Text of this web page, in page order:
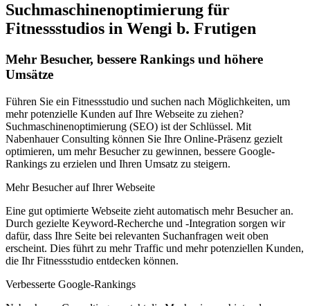
Suchmaschinenoptimierung für
Fitnessstudios in Wengi b. Frutigen
Mehr Besucher, bessere Rankings und höhere
Umsätze
Führen Sie ein Fitnessstudio und suchen nach Möglichkeiten, um
mehr potenzielle Kunden auf Ihre Webseite zu ziehen?
Suchmaschinenoptimierung (SEO) ist der Schlüssel. Mit
Nabenhauer Consulting können Sie Ihre Online-Präsenz gezielt
optimieren, um mehr Besucher zu gewinnen, bessere Google-
Rankings zu erzielen und Ihren Umsatz zu steigern.
Mehr Besucher auf Ihrer Webseite
Eine gut optimierte Webseite zieht automatisch mehr Besucher an.
Durch gezielte Keyword-Recherche und -Integration sorgen wir
dafür, dass Ihre Seite bei relevanten Suchanfragen weit oben
erscheint. Dies führt zu mehr Traffic und mehr potenziellen Kunden,
die Ihr Fitnessstudio entdecken können.
Verbesserte Google-Rankings